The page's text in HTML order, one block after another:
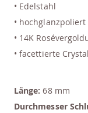
• Edelstahl
• hochglanzpoliert
• 14K
• facettierte
Länge: 68 mm
Durchmesser